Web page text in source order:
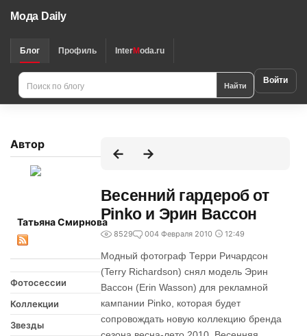
Мода Daily
Блог Профиль InterModa.ru
Найти Войти
Автор
Татьяна Смирнова
Фотосессии
Коллекции
Звезды
Весенний гардероб от
Pinko и Эрин Вассон
8529 004 Февраля 2010 12:49
Модный фотограф Терри Ричардсон
(Terry Richardson) снял модель Эрин
Вассон (Erin Wasson) для рекламной
кампании Pinko, которая будет
сопровождать новую коллекцию бренда